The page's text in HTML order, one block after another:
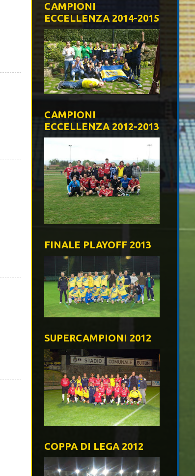
CAMPIONI
ECCELLENZA 2014-2015
CAMPIONI
ECCELLENZA 2012-2013
FINALE PLAYOFF 2013
SUPERCAMPIONI 2012
COPPA DI LEGA 2012